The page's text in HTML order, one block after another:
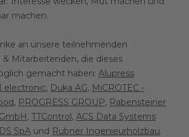
machen.
an unsere teilnehmenden
Mitarbeitenden, die dieses
gemacht haben: Alupress
electronic, Duka AG, MiCROTEC -
, PROGRESS GROUP, Rabensteiner
, TTControl, ACS Data Systems
SpA und Rubner Ingenieurholzbau.